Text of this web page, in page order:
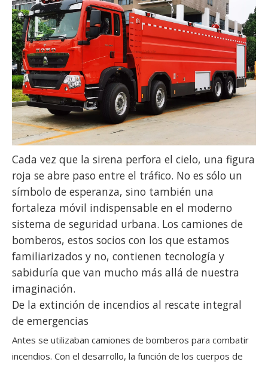
Cada vez que la sirena perfora el cielo, una figura
roja se abre paso entre el tráfico. No es sólo un
símbolo de esperanza, sino también una
fortaleza móvil indispensable en el moderno
sistema de seguridad urbana. Los camiones de
bomberos, estos socios con los que estamos
familiarizados y no, contienen tecnología y
sabiduría que van mucho más allá de nuestra
imaginación.
De la extinción de incendios al rescate integral
de emergencias
Antes se utilizaban camiones de bomberos para combatir
incendios. Con el desarrollo, la función de los cuerpos de